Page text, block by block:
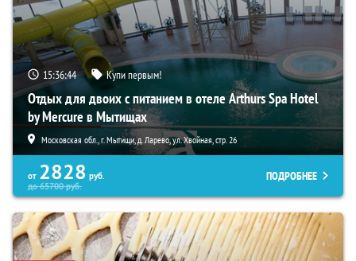
15:36:43 Купи первым!
Отдых для двоих с питанием в отеле Arthurs Spa Hotel
by Mercure в Мытищах
Московская обл., г. Мытищи, д. Ларево, ул. Хвойная, стр. 26
от 2828 руб.
до65700руб.
ПОДРОБНЕЕ